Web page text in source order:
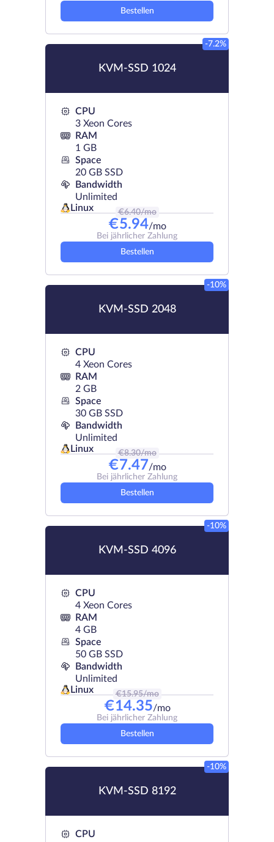
Bestellen
KVM-SSD 1024
-7.2%
CPU
3 Xeon Cores
RAM
1 GB
Space
20 GB SSD
Bandwidth
Unlimited
Linux
€6.40/mo
€5.94/mo
Bei jährlicher Zahlung
Bestellen
KVM-SSD 2048
-10%
CPU
4 Xeon Cores
RAM
2 GB
Space
30 GB SSD
Bandwidth
Unlimited
Linux
€8.30/mo
€7.47/mo
Bei jährlicher Zahlung
Bestellen
KVM-SSD 4096
-10%
CPU
4 Xeon Cores
RAM
4 GB
Space
50 GB SSD
Bandwidth
Unlimited
Linux
€15.95/mo
€14.35/mo
Bei jährlicher Zahlung
Bestellen
KVM-SSD 8192
-10%
CPU